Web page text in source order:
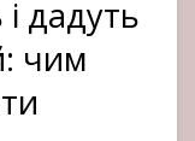
дадуть
чим